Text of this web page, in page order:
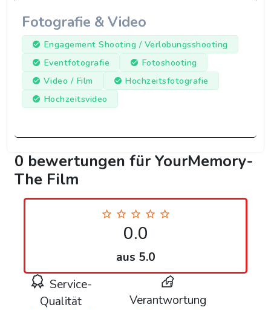
Fotografie & Video
Engagement Shooting / Verlobungsshooting
Eventfotografie
Fotoshooting
Video / Film
Hochzeitsfotografie
Hochzeitsvideo
0 bewertungen für YourMemory-
The Film
0.0
aus 5.0
Service-
Qualität
Verantwortung